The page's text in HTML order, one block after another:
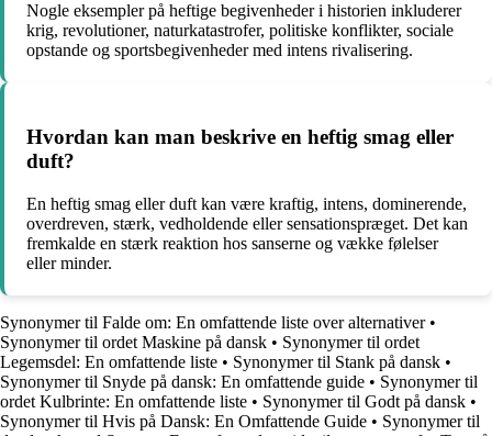
Nogle eksempler på heftige begivenheder i historien inkluderer
krig, revolutioner, naturkatastrofer, politiske konflikter, sociale
opstande og sportsbegivenheder med intens rivalisering.
Hvordan kan man beskrive en heftig smag eller
duft?
En heftig smag eller duft kan være kraftig, intens, dominerende,
overdreven, stærk, vedholdende eller sensationspræget. Det kan
fremkalde en stærk reaktion hos sanserne og vække følelser
eller minder.
Synonymer til Falde om: En omfattende liste over alternativer•
Synonymer til ordet Maskine på dansk • Synonymer til ordet
Legemsdel: En omfattende liste • Synonymer til Stank på dansk •
Synonymer til Snyde på dansk: En omfattende guide • Synonymer til
ordet Kulbrinte: En omfattende liste • Synonymer til Godt på dansk •
Synonymer til Hvis på Dansk: En Omfattende Guide • Synonymer til